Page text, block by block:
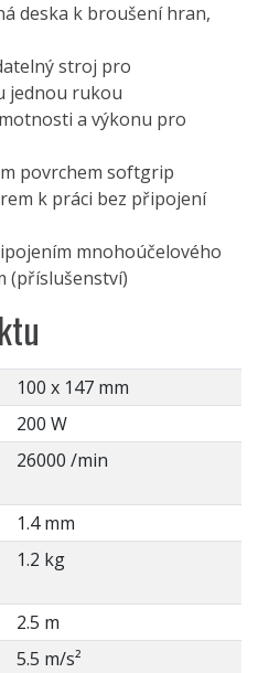
deska k broušení hran,
stroj pro
jednou rukou
a výkonu pro
povrchem softgrip
k práci bez připojení
mnohoúčelového
(příslušenství)
100 x 147 mm
200 W
26000 /min
1.4 mm
1.2 kg
2.5 m
5.5 m/s²